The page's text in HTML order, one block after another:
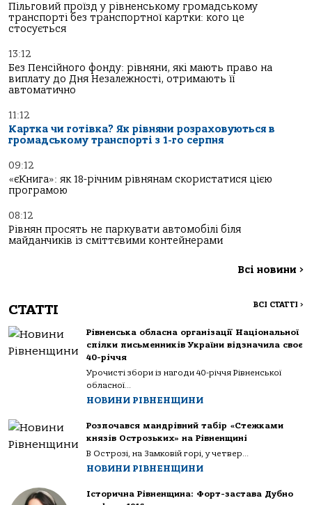
Пільговий проїзд у рівненському громадському
транспорті без транспортної картки: кого це
стосується
13:12
Без Пенсійного фонду: рівняни, які мають право на
виплату до Дня Незалежності, отримають її
автоматично
11:12
Картка чи готівка? Як рівняни розраховуються в
громадському транспорті з 1-го серпня
09:12
«єКнига»: як 18-річним рівнянам скористатися цією
програмою
08:12
Рівнян просять не паркувати автомобілі біля
майданчиків із сміттєвими контейнерами
Всі новини >
СТАТТІ ВСІ СТАТТІ >
Рівненська обласна організації Національної
спілки письменників України відзначила своє
40-річчя
Урочисті збори із нагоди 40-річчя Рівненської
обласної...
НОВИНИ РІВНЕНЩИНИ
Розпочався мандрівний табір «Стежками
князів Острозьких» на Рівненщині
В Острозі, на Замковій горі, у четвер...
НОВИНИ РІВНЕНЩИНИ
Історична Рівненщина: Форт-застава Дубно